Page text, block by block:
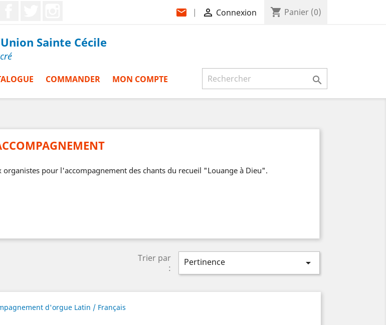
mail |  Connexion shopping_cart Panier (0)
Sainte Cécile
COMMANDER MON COMPTE 
organistes pour l'accompagnement des chants du recueil "Louange à Dieu".
Trier par
:
Pertinence 
d'orgue Latin / Français